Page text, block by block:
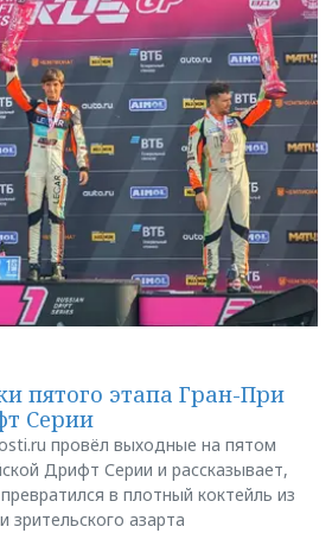
пятого этапа Гран-При
Серии
провёл выходные на пятом
Дрифт Серии и рассказывает,
в плотный коктейль из
азарта